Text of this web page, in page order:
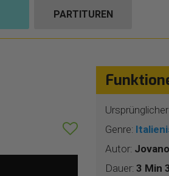
PARTITUREN
Genre:
Autor:
Dauer: 3 Min